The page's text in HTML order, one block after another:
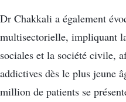
Dr Chakkali a également
multisectorielle, impliquant
sociales et la société civile,
addictives dès le plus jeune
million de patients se